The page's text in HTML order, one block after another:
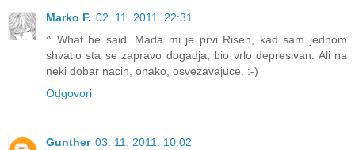
Marko F. 02. 11. 2011. 22:31
^ What he said. Mada mi je prvi Risen, kad sam jednom
shvatio sta se zapravo dogadja, bio vrlo depresivan. Ali na
neki dobar nacin, onako, osvezavajuce. :-)
Odgovori
Gunther 03. 11. 2011. 10:02